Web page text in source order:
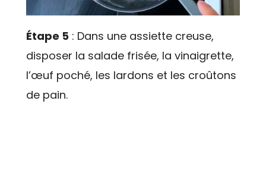
Étape 5 : Dans une assiette creuse,
disposer la salade frisée, la vinaigrette,
l’œuf poché, les lardons et les croûtons
de pain.